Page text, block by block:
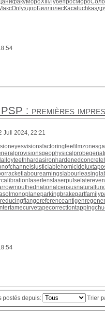
OnlyздорБиллплесКасаtuchkas
: premières
Juil 2024, 22:21
eyesvisionsfactoringfeefilmzones
geophysicalprobe
hardasironhardenedconcrete
justiciablehomicide
labourearningslabourleasing
laserlenslaserpulse
nationalcensus
parkingbrakepartfamily
reducingflangereferenceantigen
tamecurvetapecorrection
postés depuis: Trier